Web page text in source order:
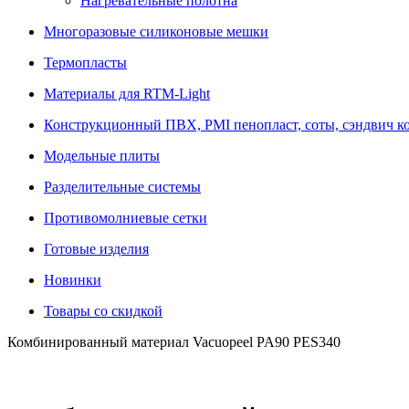
Многоразовые силиконовые мешки
Термопласты
Материалы для RTM-Light
Конструкционный ПВХ, PMI пенопласт, соты, сэндвич
Модельные плиты
Разделительные системы
Противомолниевые сетки
Готовые изделия
Новинки
Товары со скидкой
Комбинированный материал Vacuopeel PA90 PES340